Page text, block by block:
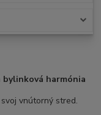
bylinková harmónia
vnútorný stred.